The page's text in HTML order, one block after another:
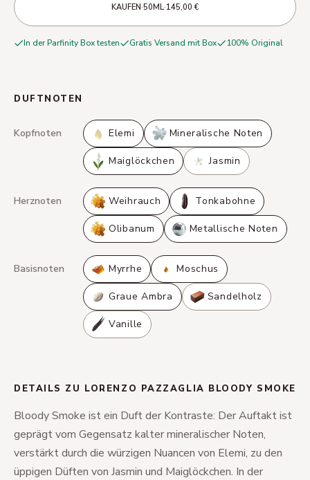
KAUFEN·50ML·145,00 €
In der Parfinity Box testen Gratis Versand mit Box 100% Original
DUFTNOTEN
Kopfnoten Elemi Mineralische Noten
Maiglöckchen Jasmin
Herznoten Weihrauch Tonkabohne
Olibanum Metallische Noten
Basisnoten Myrrhe Moschus
Graue Ambra Sandelholz
Vanille
DETAILS ZU LORENZO PAZZAGLIA BLOODY SMOKE
Bloody Smoke ist ein Duft der Kontraste: Der Auftakt ist
geprägt vom Gegensatz kalter mineralischer Noten,
verstärkt durch die würzigen Nuancen von Elemi, zu den
üppigen Düften von Jasmin und Maiglöckchen. In der